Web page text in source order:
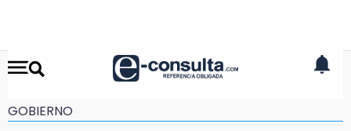
GOBIERNO